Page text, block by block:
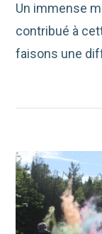
Un immense
contribué à
faisons une